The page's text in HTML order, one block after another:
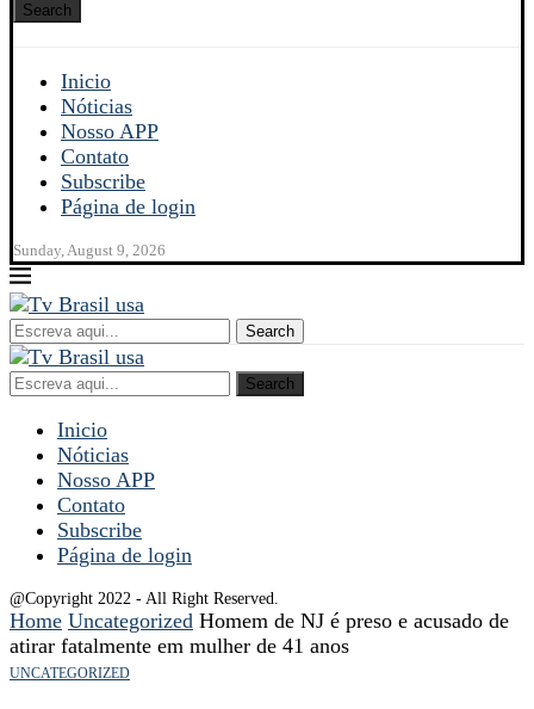
Search
Inicio
Nóticias
Nosso APP
Contato
Subscribe
Página de login
Sunday, August 9, 2026
Search
Search
Inicio
Nóticias
Nosso APP
Contato
Subscribe
Página de login
@Copyright 2022 - All Right Reserved.
Home Uncategorized Homem de NJ é preso e acusado de
atirar fatalmente em mulher de 41 anos
UNCATEGORIZED